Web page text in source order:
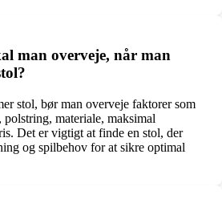
man overveje, når man
stol, bør man overveje faktorer som
materiale, maksimal
Det er vigtigt at finde en stol, der
og spilbehov for at sikre optimal